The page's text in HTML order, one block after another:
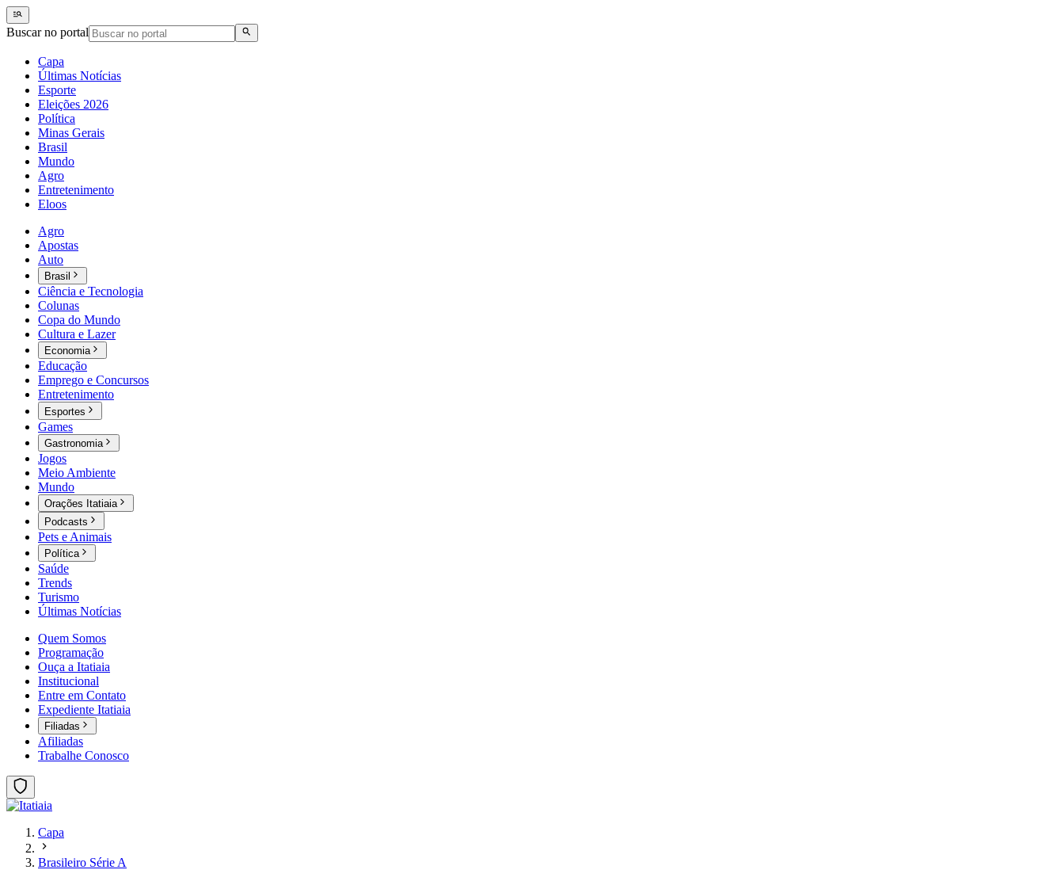
Buscar no portal
Capa
Últimas Notícias
Esporte
Eleições 2026
Política
Minas Gerais
Brasil
Mundo
Agro
Entretenimento
Eloos
Agro
Apostas
Auto
Brasil
Ciência e Tecnologia
Colunas
Copa do Mundo
Cultura e Lazer
Economia
Educação
Emprego e Concursos
Entretenimento
Esportes
Games
Gastronomia
Jogos
Meio Ambiente
Mundo
Orações Itatiaia
Podcasts
Pets e Animais
Política
Saúde
Trends
Turismo
Últimas Notícias
Quem Somos
Programação
Ouça a Itatiaia
Institucional
Entre em Contato
Expediente Itatiaia
Filiadas
Afiliadas
Trabalhe Conosco
Capa
Brasileiro Série A